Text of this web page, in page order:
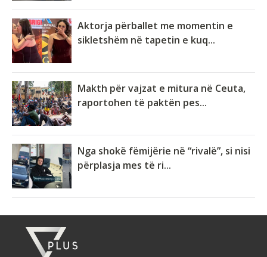
Aktorja përballet me momentin e
sikletshëm në tapetin e kuq...
Makth për vajzat e mitura në Ceuta,
raportohen të paktën pes...
Nga shokë fëmijërie në “rivalë”, si nisi
përplasja mes të ri...